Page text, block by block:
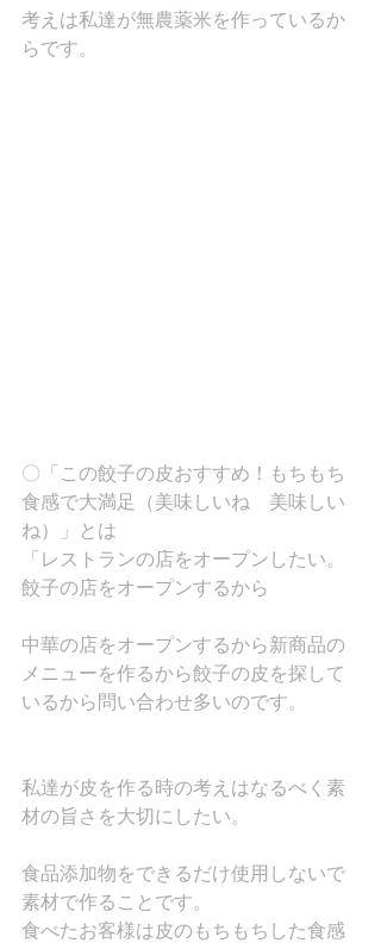
考えは私達が無農薬米を作っているか
らです。
〇「この餃子の皮おすすめ！もちもち
食感で大満足（美味しいね　美味しい
ね）」とは
「レストランの店をオープンしたい。
餃子の店をオープンするから
中華の店をオープンするから新商品の
メニューを作るから餃子の皮を探して
いるから問い合わせ多いのです。
私達が皮を作る時の考えはなるべく素
材の旨さを大切にしたい。
食品添加物をできるだけ使用しないで
素材で作ることです。
食べたお客様は皮のもちもちした食感